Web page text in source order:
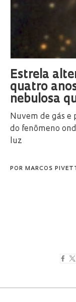
Estrela
quatro
nebulosa
Nuvem de gás e
do fenômeno
luz
POR MARCOS